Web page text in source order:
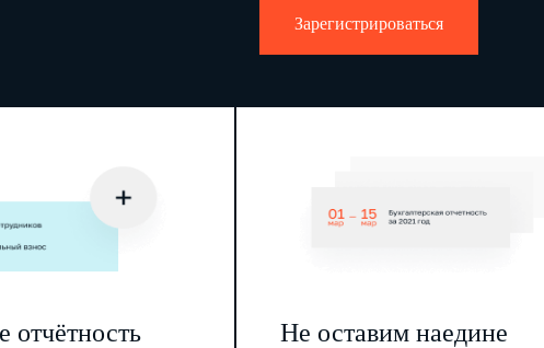
Зарегистрироваться
отчётность
Не оставим наедине